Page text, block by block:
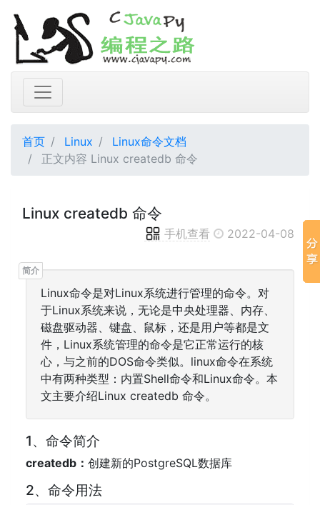
首页 Linux
Linux命令文档
正文内容 Linux createdb 命令
Linux createdb 命令
手机查看 2022-04-08
Linux命令是对Linux系统进行管理的命令。对
于Linux系统来说，无论是中央处理器、内存、
磁盘驱动器、键盘、鼠标，还是用户等都是文
件，Linux系统管理的命令是它正常运行的核
心，与之前的DOS命令类似。linux命令在系统
中有两种类型：内置Shell命令和Linux命令。本
文主要介绍Linux createdb 命令。
1、命令简介
createdb： 创建新的PostgreSQL数据库
2、命令用法